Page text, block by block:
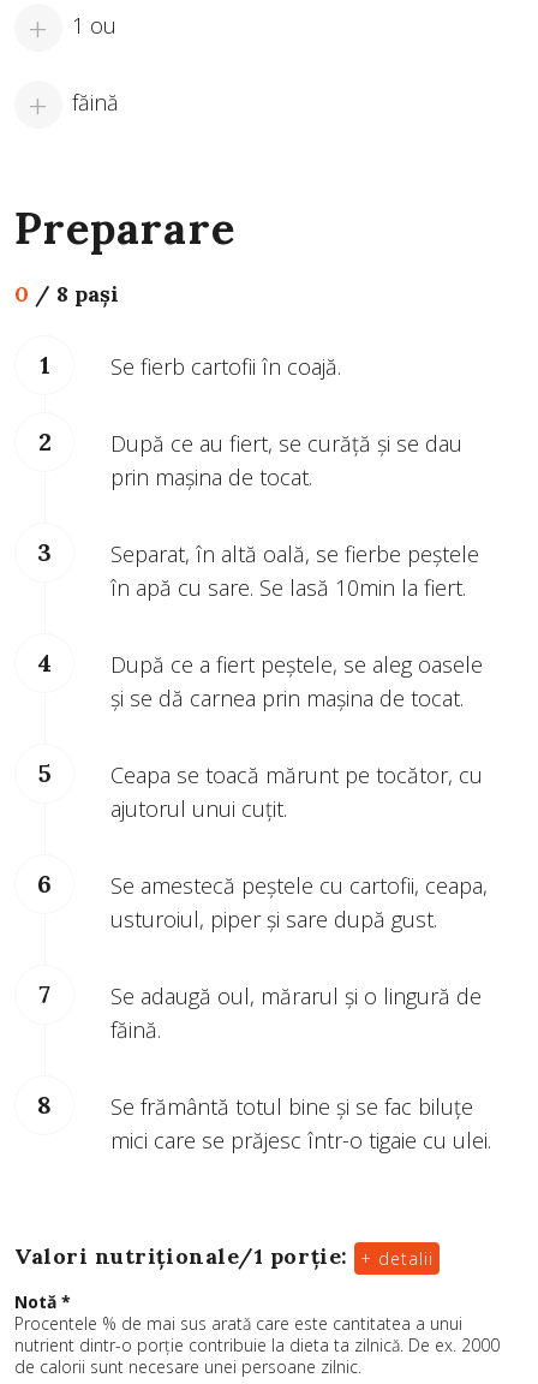
1 ou
făină
Preparare
0 / 8 pași
Se fierb cartofii în coajă.
După ce au fiert, se curăță și se dau
prin mașina de tocat.
Separat, în altă oală, se fierbe peștele
în apă cu sare. Se lasă 10min la fiert.
După ce a fiert peștele, se aleg oasele
și se dă carnea prin mașina de tocat.
Ceapa se toacă mărunt pe tocător, cu
ajutorul unui cuțit.
Se amestecă peștele cu cartofii, ceapa,
usturoiul, piper și sare după gust.
Se adaugă oul, mărarul și o lingură de
făină.
Se frământă totul bine și se fac biluțe
mici care se prăjesc într-o tigaie cu ulei.
Valori nutriționale/1 porție:
+ detalii
Notă *
Procentele % de mai sus arată care este cantitatea a unui
nutrient dintr-o porție contribuie la dieta ta zilnică. De ex. 2000
de calorii sunt necesare unei persoane zilnic.